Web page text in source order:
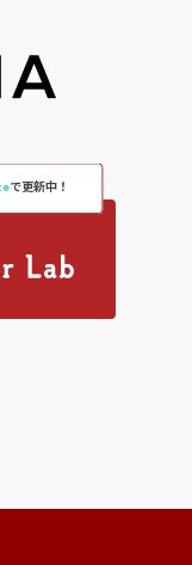
で更新中！